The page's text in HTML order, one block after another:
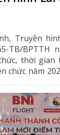
Truyền
TB/BPTTH
thời gian
chức năm